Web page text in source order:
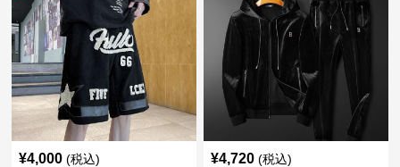
¥4,000 (税込) ¥4,720 (税込)